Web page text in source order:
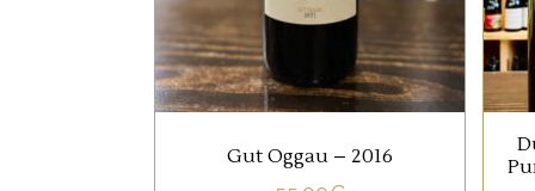
Zweigelt se combinent
harmonieusement.
AJOUTER AU PANIER
Gut Oggau – 2016